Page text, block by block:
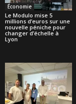
Économie
Le Modulo mise 5
millions d’euros sur une
nouvelle péniche pour
changer d’échelle à
Lyon